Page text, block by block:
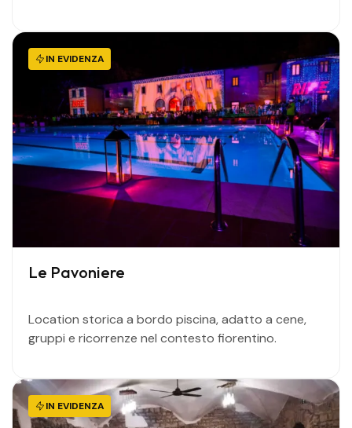
IN EVIDENZA
Le Pavoniere
Location storica a bordo piscina, adatto a cene,
gruppi e ricorrenze nel contesto fiorentino.
IN EVIDENZA